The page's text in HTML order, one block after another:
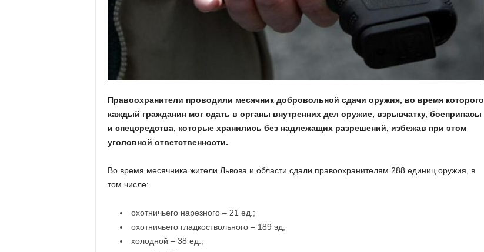
Правоохранители проводили месячник добровольной сдачи оружия, во время которого
каждый гражданин мог сдать в органы внутренних дел оружие, взрывчатку, боеприпасы
и спецсредства, которые хранились без надлежащих разрешений, избежав при этом
уголовной ответственности.
Во время месячника жители Львова и области сдали правоохранителям 288 единиц оружия, в
том числе:
охотничьего нарезного – 21 ед.;
охотничьего гладкоствольного – 189 эд;
холодной – 38 ед.;